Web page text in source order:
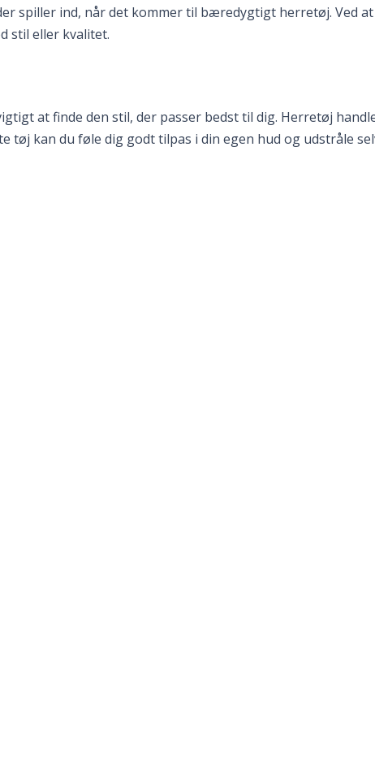
spiller ind, når det kommer til bæredygtigt herretøj. Ved
stil eller kvalitet.
at finde den stil, der passer bedst til dig. Herretøj
kan du føle dig godt tilpas i din egen hud og udstråle